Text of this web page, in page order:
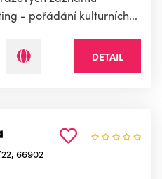
- pořádání kulturních...
DETAIL
66902